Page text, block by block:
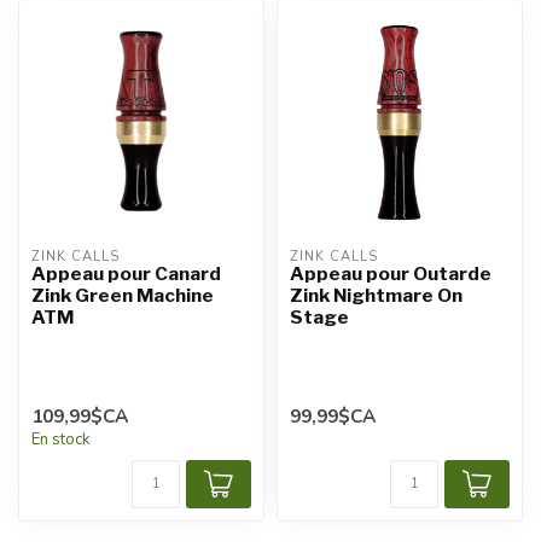
ZINK CALLS
Appeau pour Canard
Zink Green Machine
ATM
109,99$CA
En stock
ZINK CALLS
Appeau pour Outarde
Zink Nightmare On
Stage
99,99$CA